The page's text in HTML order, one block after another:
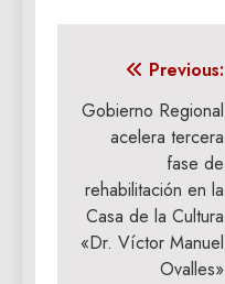
Navegación
de
entradas
Previous:
Gobierno Regional
acelera tercera
fase de
rehabilitación en la
Casa de la Cultura
«Dr. Víctor Manuel
Ovalles»